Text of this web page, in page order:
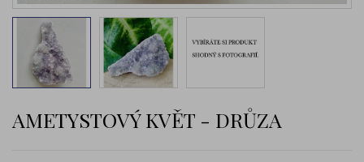
AMETYSTOVÝ KVĚT - DRŮZA